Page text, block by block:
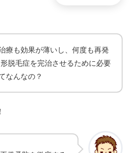
療も効果が薄いし、何度も再発
脱毛症を完治させるために必要
なんなの？